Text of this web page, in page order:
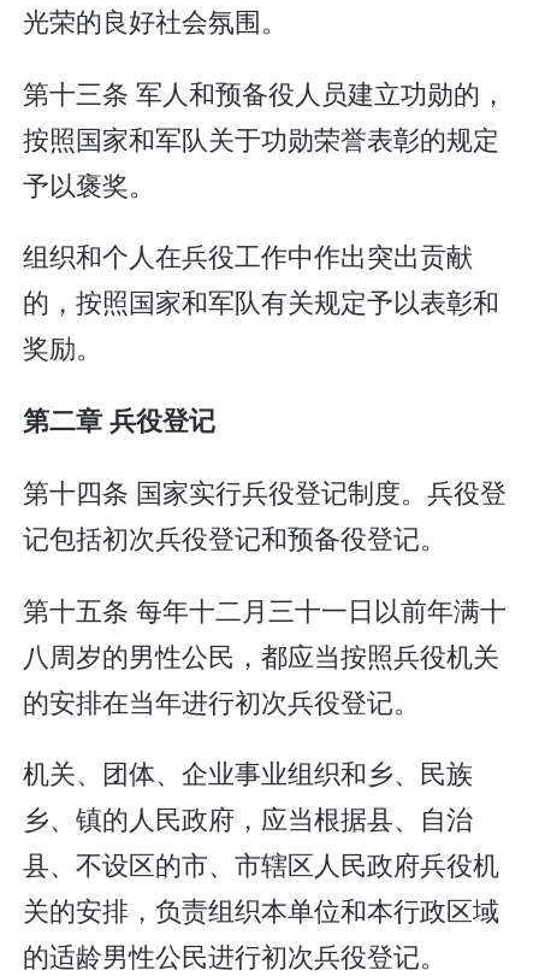
光荣的良好社会氛围。
第十三条 军人和预备役人员建立功勋的，
按照国家和军队关于功勋荣誉表彰的规定
予以褒奖。
组织和个人在兵役工作中作出突出贡献
的，按照国家和军队有关规定予以表彰和
奖励。
第二章 兵役登记
第十四条 国家实行兵役登记制度。兵役登
记包括初次兵役登记和预备役登记。
第十五条 每年十二月三十一日以前年满十
八周岁的男性公民，都应当按照兵役机关
的安排在当年进行初次兵役登记。
机关、团体、企业事业组织和乡、民族
乡、镇的人民政府，应当根据县、自治
县、不设区的市、市辖区人民政府兵役机
关的安排，负责组织本单位和本行政区域
的适龄男性公民进行初次兵役登记。